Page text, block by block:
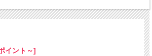
イント～]